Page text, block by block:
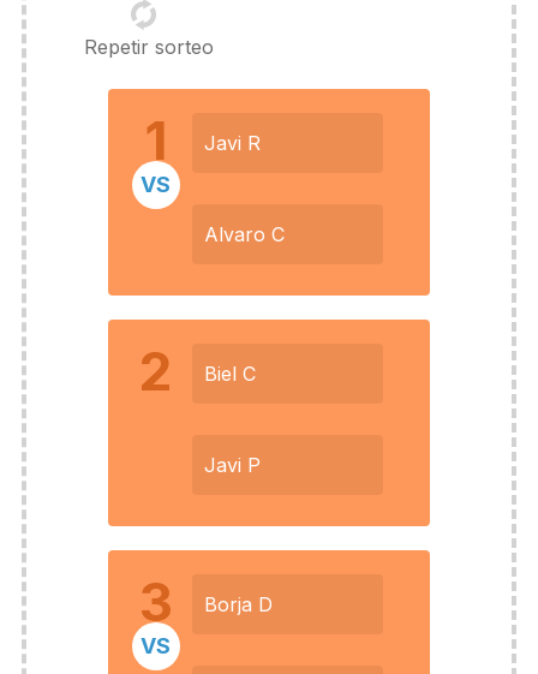
Repetir sorteo
1 Javi R
Alvaro C
VS
2 Biel C
Javi P
3 Borja D
VS